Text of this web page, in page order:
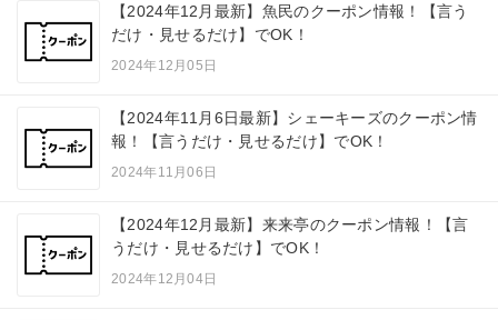
【2024年12月最新】魚民のクーポン情報！【言う
だけ・見せるだけ】でOK！
2024年12月05日
【2024年11月6日最新】シェーキーズのクーポン情
報！【言うだけ・見せるだけ】でOK！
2024年11月06日
【2024年12月最新】来来亭のクーポン情報！【言
うだけ・見せるだけ】でOK！
2024年12月04日